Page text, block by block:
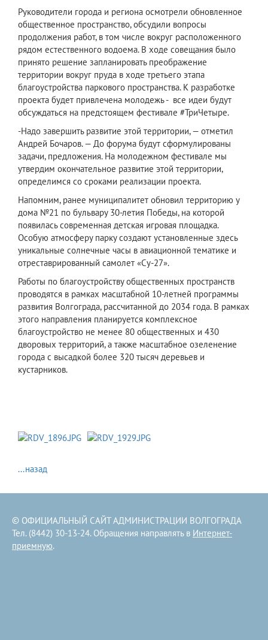
Руководители города и региона осмотрели обновленное
общественное пространство, обсудили вопросы
продолжения работ, в том числе вокруг расположенного
рядом естественного водоема. В ходе совещания было
принято решение запланировать преображение
территории вокруг пруда в ходе третьего этапа
благоустройства паркового пространства. К разработке
проекта будет привлечена молодежь - все идеи будут
обсуждаться на предстоящем фестивале #ТриЧетыре.
-Надо завершить развитие этой территории, — отметил
Андрей Бочаров. — До форума будут сформулированы
задачи, предложения. На молодежном фестивале мы
утвердим окончательное развитие этой территории,
определимся со сроками реализации проекта.
Напомним, ранее муниципалитет обновил территорию у
дома №21 по бульвару 30-летия Победы, на которой
появилась современная детская игровая площадка.
Особую атмосферу парку создают установленные здесь
уникальные солнечные часы в авиационной тематике и
отреставрированный самолет «Су-27».
Работы по благоустройству общественных пространств
проводятся в рамках масштабной 10-летней программы
развития Волгограда, рассчитанной до 2034 года. В рамках
этого направления планируется комплексное
благоустройство не менее 80 общественных и 430
дворовых территорий, а также масштабное озеленение
города с высадкой более 320 тысяч деревьев и
кустарников.
...назад
© ОФИЦИАЛЬНЫЙ САЙТ АДМИНИСТРАЦИИ ВОЛГОГРАДА
Тел. (8442) 30-13-24. Обращения направлять в Интернет-
приемную.